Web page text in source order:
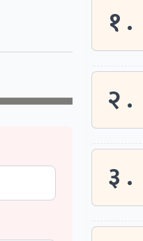
१ .
२ .
३ .